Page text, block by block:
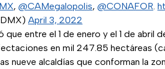
, @CAMegalopolis, @CONAFOR.
April 3, 2022
entre el 1 de enero y el 1 de abril
en mil 247.85 hectáreas
nueve alcaldías que conforman la